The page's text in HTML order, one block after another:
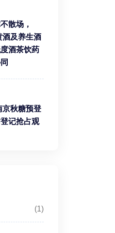
散场，
酒及养生酒
酒茶饮药
京秋糖预登
记抢占观
(1)